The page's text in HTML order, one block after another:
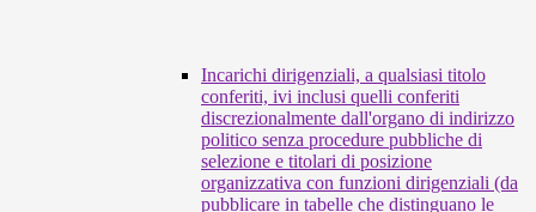
Incarichi dirigenziali, a qualsiasi titolo
conferiti, ivi inclusi quelli conferiti
discrezionalmente dall'organo di indirizzo
politico senza procedure pubbliche di
selezione e titolari di posizione
organizzativa con funzioni dirigenziali (da
pubblicare in tabelle che distinguano le